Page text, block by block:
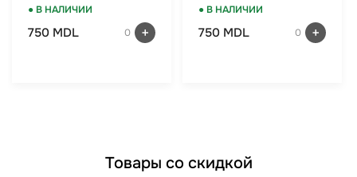
● В НАЛИЧИИ
750 MDL 0
● В НАЛИЧИИ
750 MDL 0
Товары со скидкой